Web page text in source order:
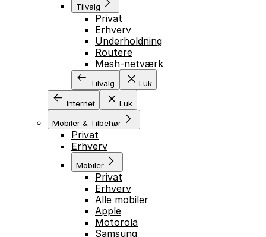
Tilvalg
Privat
Erhverv
Underholdning
Routere
Mesh-netværk
Tilvalg Luk
Internet Luk
Mobiler & Tilbehør
Privat
Erhverv
Mobiler
Privat
Erhverv
Alle mobiler
Apple
Motorola
Samsung